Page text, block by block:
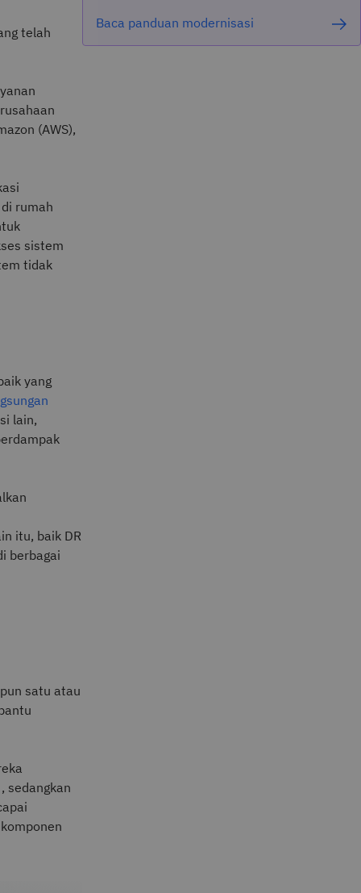
telah
(AWS),
rumah
sistem
tidak
yang
lain,
itu, baik DR
berbagai
satu atau
sedangkan
Baca panduan modernisasi